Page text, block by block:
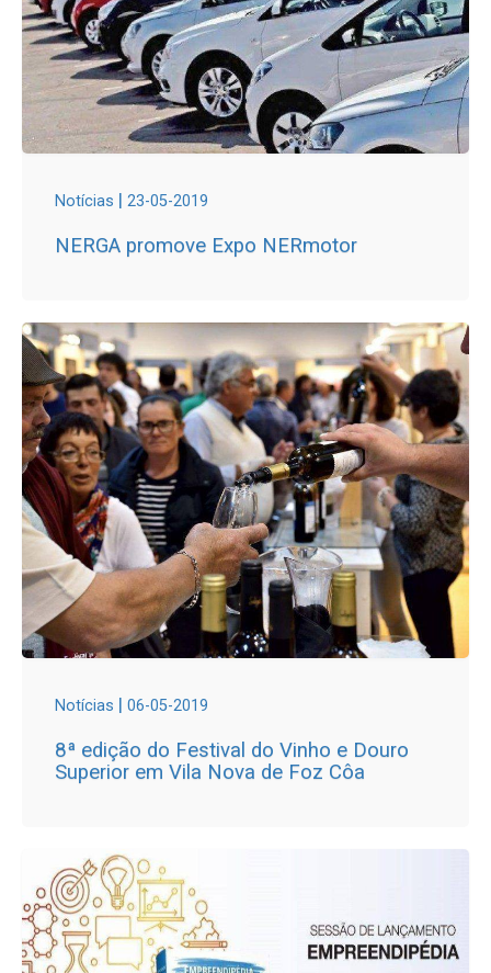
Notícias | 23-05-2019
NERGA promove Expo NERmotor
Notícias | 06-05-2019
8ª edição do Festival do Vinho e Douro
Superior em Vila Nova de Foz Côa